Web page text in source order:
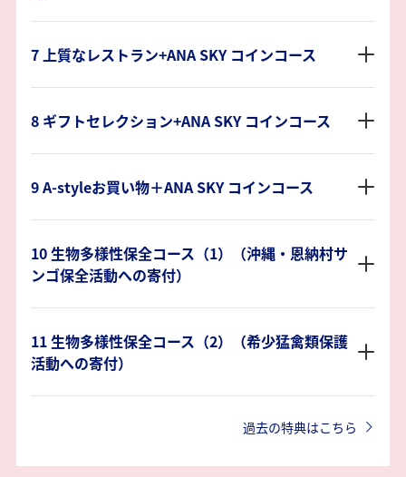
7 上質なレストラン+ANA SKY コインコース
8 ギフトセレクション+ANA SKY コインコース
9 A-styleお買い物＋ANA SKY コインコース
10 生物多様性保全コース（1）（沖縄・恩納村サ
ンゴ保全活動への寄付）
11 生物多様性保全コース（2）（希少猛禽類保護
活動への寄付）
過去の特典はこちら